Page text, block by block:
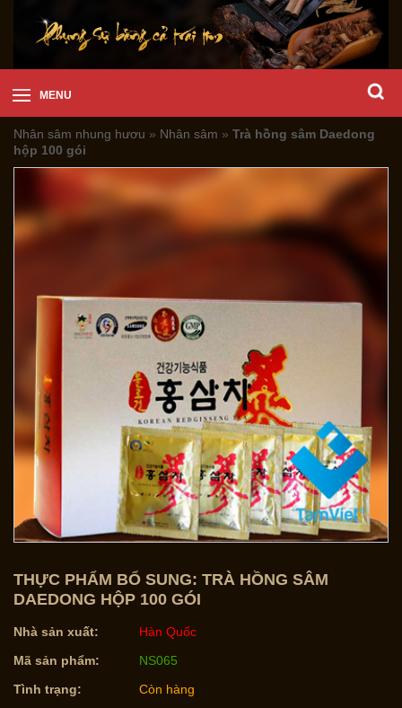
MENU
Nhân sâm nhung hươu » Nhân sâm » Trà hồng sâm Daedong
hộp 100 gói
THỰC PHẨM BỔ SUNG: TRÀ HỒNG SÂM
DAEDONG HỘP 100 GÓI
Nhà sản xuất:
Hàn Quốc
Mã sản phẩm:
NS065
Tình trạng:
Còn hàng